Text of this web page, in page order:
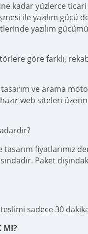
kadar yüzlerce ticari
ile yazılım gücü
yazılım
göre farklı,
ve arama
web siteleri
fiyatlarımız
Paket
sadece 30
MI?